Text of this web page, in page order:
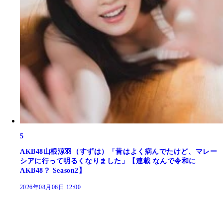
5
AKB48山根涼羽（すずは）「昔はよく病んでたけど、マレー
シアに行って明るくなりました」【連載 なんで令和に
AKB48？ Season2】
2026年08月06日 12:00